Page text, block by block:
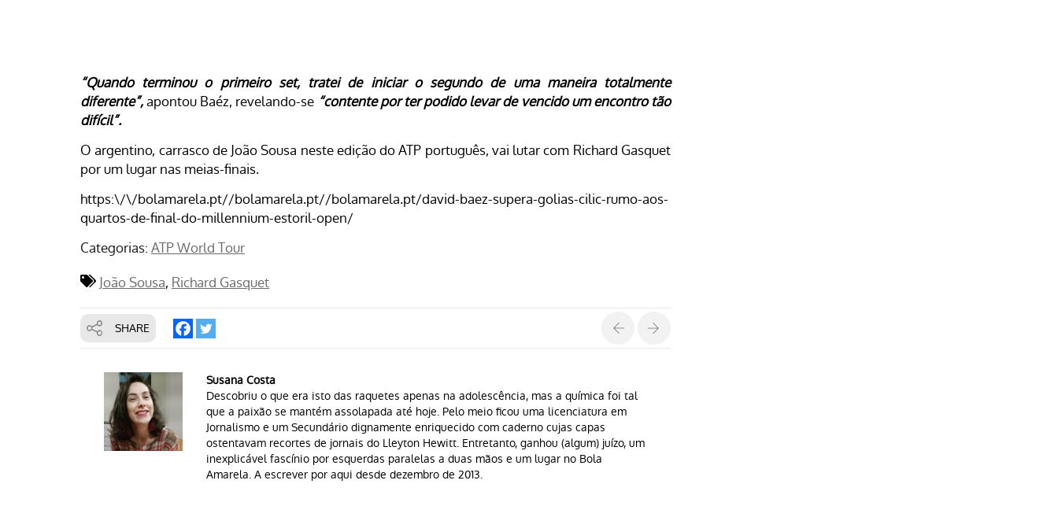
“Quando terminou o primeiro set, tratei de iniciar o segundo de uma maneira totalmente
diferente”,apontou Baéz, revelando-se “contente por ter podido levar de vencido um encontro tão
difícil”.
O argentino, carrasco de João Sousa neste edição do ATP português, vai lutar com Richard Gasquet
por um lugar nas meias-finais.
https:\/\/bolamarela.pt//bolamarela.pt//bolamarela.pt/david-baez-supera-golias-cilic-rumo-aos-
quartos-de-final-do-millennium-estoril-open/
Categorias: ATP World Tour
João Sousa Richard Gasquet
SHARE
Susana Costa
Descobriu o que era isto das raquetes apenas na adolescência, mas a química foi tal
que a paixão se mantém assolapada até hoje. Pelo meio ficou uma licenciatura em
Jornalismo e um Secundário dignamente enriquecido com caderno cujas capas
ostentavam recortes de jornais do Lleyton Hewitt. Entretanto, ganhou (algum) juízo, um
inexplicável fascínio por esquerdas paralelas a duas mãos e um lugar no Bola
Amarela. A escrever por aqui desde dezembro de 2013.